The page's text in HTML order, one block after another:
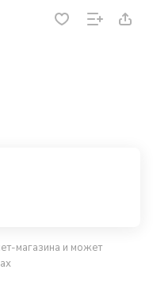
магазина и может